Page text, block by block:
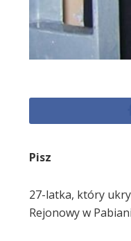
Pisz
27-latka, który
Rejonowy w